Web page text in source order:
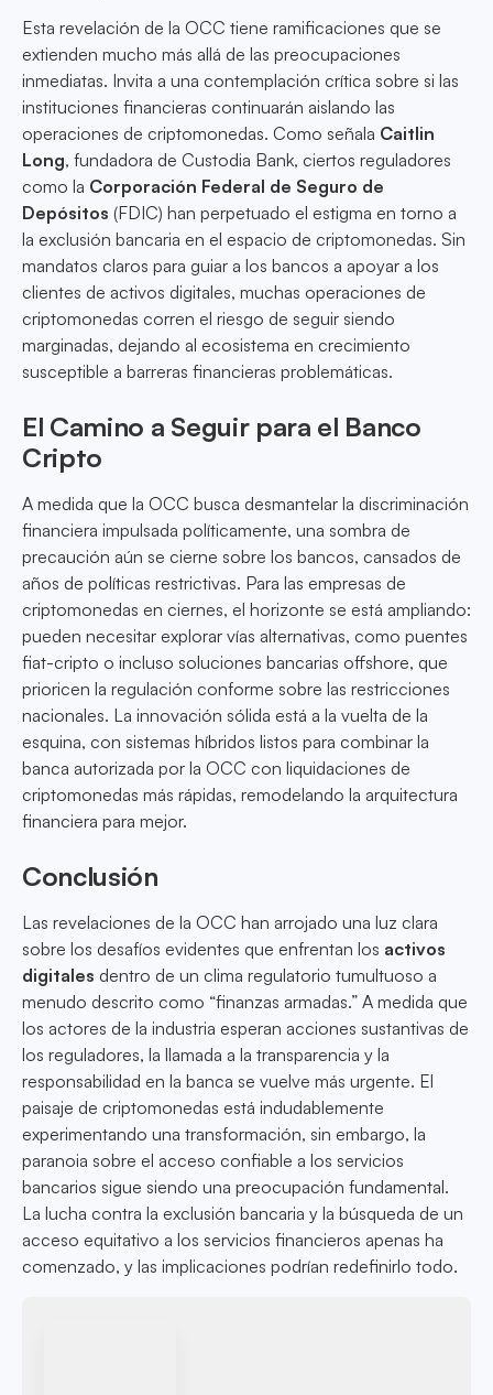
Esta revelación de la OCC tiene ramificaciones que se
extienden mucho más allá de las preocupaciones
inmediatas. Invita a una contemplación crítica sobre si las
instituciones financieras continuarán aislando las
operaciones de criptomonedas. Como señala Caitlin
Long, fundadora de Custodia Bank, ciertos reguladores
como la Corporación Federal de Seguro de
Depósitos (FDIC) han perpetuado el estigma en torno a
la exclusión bancaria en el espacio de criptomonedas. Sin
mandatos claros para guiar a los bancos a apoyar a los
clientes de activos digitales, muchas operaciones de
criptomonedas corren el riesgo de seguir siendo
marginadas, dejando al ecosistema en crecimiento
susceptible a barreras financieras problemáticas.
El Camino a Seguir para el Banco
Cripto
A medida que la OCC busca desmantelar la discriminación
financiera impulsada políticamente, una sombra de
precaución aún se cierne sobre los bancos, cansados de
años de políticas restrictivas. Para las empresas de
criptomonedas en ciernes, el horizonte se está ampliando:
pueden necesitar explorar vías alternativas, como puentes
fiat-cripto o incluso soluciones bancarias offshore, que
prioricen la regulación conforme sobre las restricciones
nacionales. La innovación sólida está a la vuelta de la
esquina, con sistemas híbridos listos para combinar la
banca autorizada por la OCC con liquidaciones de
criptomonedas más rápidas, remodelando la arquitectura
financiera para mejor.
Conclusión
Las revelaciones de la OCC han arrojado una luz clara
sobre los desafíos evidentes que enfrentan los activos
digitales dentro de un clima regulatorio tumultuoso a
menudo descrito como “finanzas armadas.” A medida que
los actores de la industria esperan acciones sustantivas de
los reguladores, la llamada a la transparencia y la
responsabilidad en la banca se vuelve más urgente. El
paisaje de criptomonedas está indudablemente
experimentando una transformación, sin embargo, la
paranoia sobre el acceso confiable a los servicios
bancarios sigue siendo una preocupación fundamental.
La lucha contra la exclusión bancaria y la búsqueda de un
acceso equitativo a los servicios financieros apenas ha
comenzado, y las implicaciones podrían redefinirlo todo.